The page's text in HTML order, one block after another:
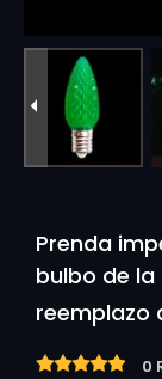
Prenda
bulbo de la
reemplazo
0